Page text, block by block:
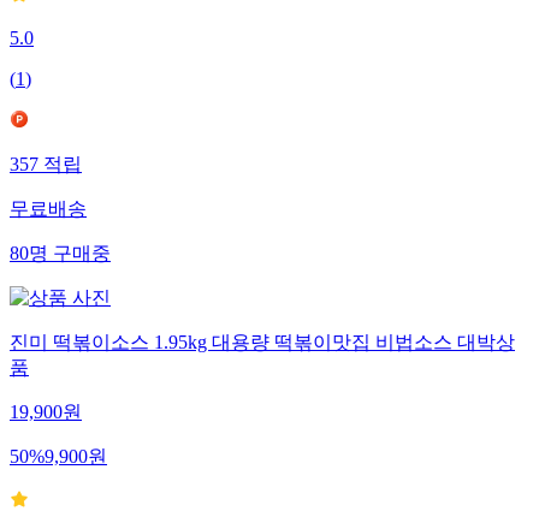
5.0
(1)
357적립
무료배송
80명구매중
진미 떡볶이소스 1.95kg 대용량 떡볶이맛집 비법소스 대박상
품
19,900원
50%9,900원